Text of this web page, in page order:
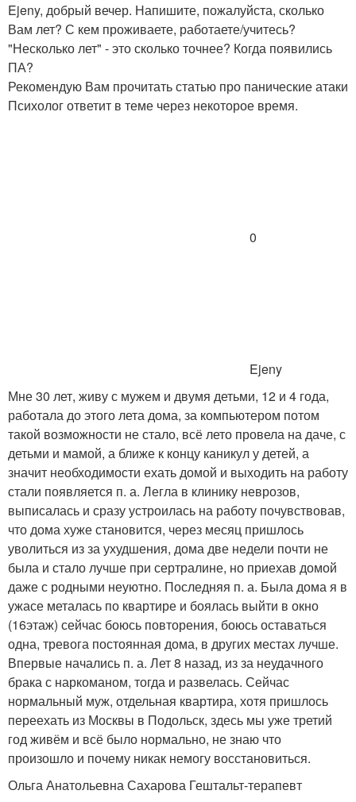
Ejeny, добрый вечер. Напишите, пожалуйста, сколько
Вам лет? С кем проживаете, работаете/учитесь?
"Несколько лет" - это сколько точнее? Когда появились
ПА?
Рекомендую Вам прочитать статью про панические атаки
Психолог ответит в теме через некоторое время.
0
Ejeny
Мне 30 лет, живу с мужем и двумя детьми, 12 и 4 года,
работала до этого лета дома, за компьютером потом
такой возможности не стало, всё лето провела на даче, с
детьми и мамой, а ближе к концу каникул у детей, а
значит необходимости ехать домой и выходить на работу
стали появляется п. а. Легла в клинику неврозов,
выписалась и сразу устроилась на работу почувствовав,
что дома хуже становится, через месяц пришлось
уволиться из за ухудшения, дома две недели почти не
была и стало лучше при сертралине, но приехав домой
даже с родными неуютно. Последняя п. а. Была дома я в
ужасе металась по квартире и боялась выйти в окно
(16этаж) сейчас боюсь повторения, боюсь оставаться
одна, тревога постоянная дома, в других местах лучше.
Впервые начались п. а. Лет 8 назад, из за неудачного
брака с наркоманом, тогда и развелась. Сейчас
нормальный муж, отдельная квартира, хотя пришлось
переехать из Москвы в Подольск, здесь мы уже третий
год живём и всё было нормально, не знаю что
произошло и почему никак немогу восстановиться.
Ольга Анатольевна Сахарова Гештальт-терапевт